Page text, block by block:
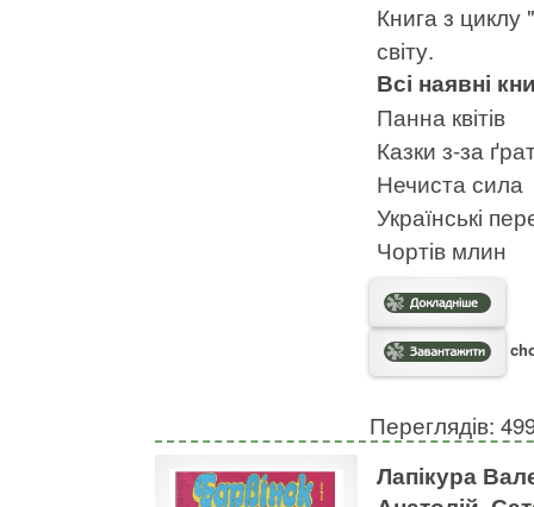
Книга з циклу
світу.
Всі наявні
Панна квітів
Казки з-за
Нечиста сила
Українські
Чортів млин
Переглядів:
Лапікура